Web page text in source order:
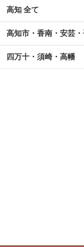
高知 全て
高知市・香南・安芸・
四万十・須崎・高幡